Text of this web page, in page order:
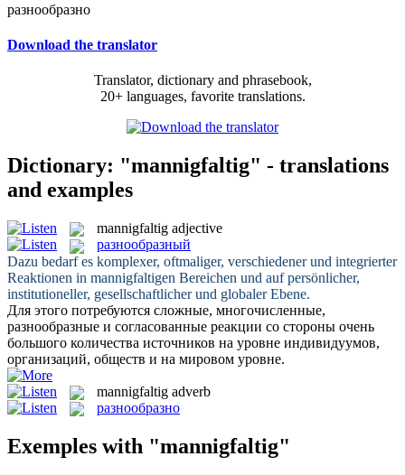
разнообразно
Download the translator
Translator, dictionary and phrasebook,
20+ languages, favorite translations.
Dictionary: "mannigfaltig" - translations
and examples
mannigfaltig adjective
разнообразный
Dazu bedarf es komplexer, oftmaliger, verschiedener und integrierter
Reaktionen in mannigfaltigen Bereichen und auf persönlicher,
institutioneller, gesellschaftlicher und globaler Ebene.
Для этого потребуются сложные, многочисленные,
разнообразные и согласованные реакции со стороны очень
большого количества источников на уровне индивидуумов,
организаций, обществ и на мировом уровне.
mannigfaltig adverb
разнообразно
Exemples with "mannigfaltig"